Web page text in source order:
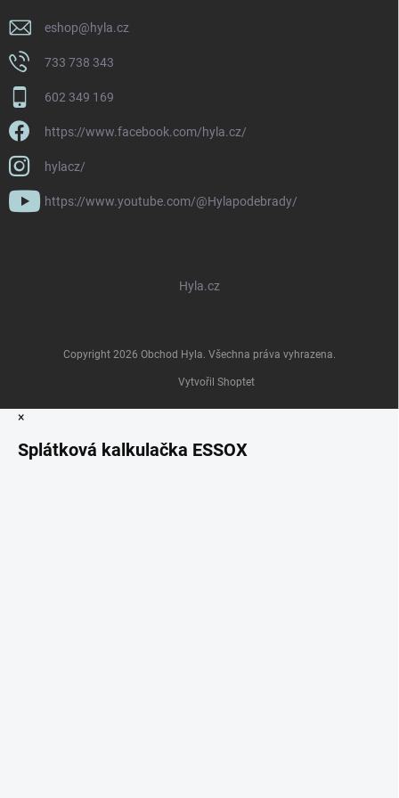
eshop@hyla.cz
733 738 343
602 349 169
https://www.facebook.com/hyla.cz/
hylacz/
https://www.youtube.com/@Hylapodebrady/
Hyla.cz
Vytvořil Shoptet
Copyright 2026 Obchod Hyla . Všechna práva vyhrazena.
×
Splátková kalkulačka ESSOX